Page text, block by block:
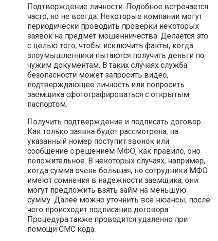
Подтверждение личности. Подобное встречается
часто, но не всегда. Некоторые компании могут
периодически проводить проверки некоторых
заявок на предмет мошенничества. Делается это
с целью того, чтобы исключить факты, когда
злоумышленники пытаются получить деньги по
чужим документам. В таких случаях служба
безопасности может запросить видео,
подтверждающее личность или попросить
заемщика сфотографироваться с открытым
паспортом.
Получить подтверждение и подписать договор.
Как только заявка будет рассмотрена, на
указанный номер поступит звонок или
сообщение с решением МФО, как правило, оно
положительное. В некоторых случаях, например,
когда сумма очень большая, но сотрудники МФО
имеют сомнения в надежности заемщика, они
могут предложить взять займ на меньшую
сумму. Далее можно уточнить все нюансы, после
чего происходит подписание договора.
Процедура также проводится удаленно при
помощи СМС кода.